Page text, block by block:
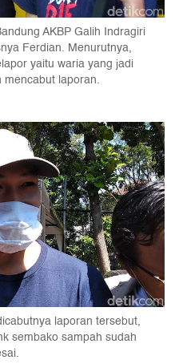
AKBP Galih Indragiri
Ferdian. Menurutnya,
yaitu waria yang jadi
laporan.
laporan tersebut,
sembako sampah sudah